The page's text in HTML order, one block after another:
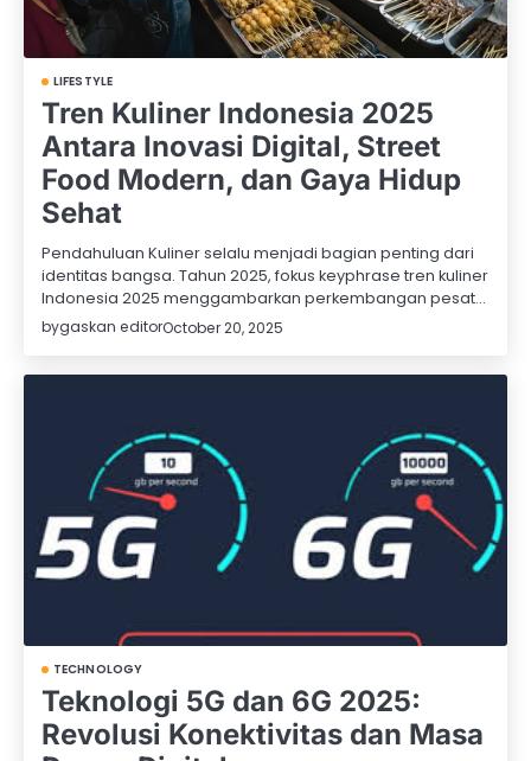
LIFESTYLE
Tren Kuliner Indonesia 2025
Antara Inovasi Digital, Street
Food Modern, dan Gaya Hidup
Sehat
Pendahuluan Kuliner selalu menjadi bagian penting dari
identitas bangsa. Tahun 2025, fokus keyphrase tren kuliner
Indonesia 2025 menggambarkan perkembangan pesat…
bygaskan editorOctober 20, 2025
TECHNOLOGY
Teknologi 5G dan 6G 2025:
Revolusi Konektivitas dan Masa